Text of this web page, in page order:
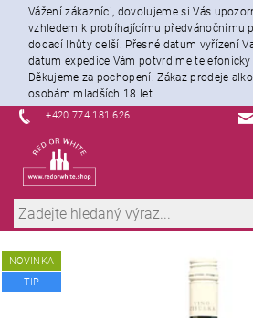
Vážení zákazníci, dovolujeme si Vás
vzhledem k probíhajícímu předvánočnímu
dodací lhůty delší. Přesné datum vyřízení
datum expedice Vám potvrdíme telefonicky
Děkujeme za pochopení. Zákaz prodeje
osobám mladších 18 let.
+420 774 181 626
NOVINKA
TIP